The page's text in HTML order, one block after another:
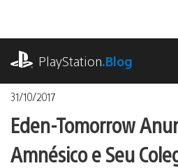
o
conteúdoPlayStation.Blog
31/10/2017
Eden-Tomorrow
Amnésico e Seu